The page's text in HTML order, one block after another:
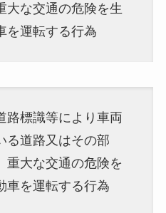
大な交通の危険を生
を運転する行為
標識等により車両
る道路又はその部
重大な交通の危険を
車を運転する行為